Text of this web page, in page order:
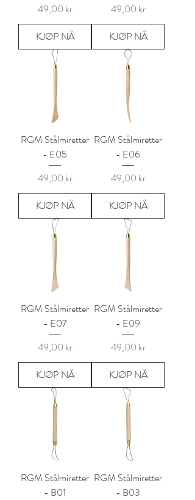
Pris
49,00 kr
KJØP NÅ
Pris
49,00 kr
KJØP NÅ
RGM Stålmiretter
- E05
Pris
49,00 kr
KJØP NÅ
RGM Stålmiretter
- E06
Pris
49,00 kr
KJØP NÅ
RGM Stålmiretter
- E07
Pris
49,00 kr
KJØP NÅ
RGM Stålmiretter
- E09
Pris
49,00 kr
KJØP NÅ
RGM Stålmiretter
- B01
RGM Stålmiretter
- B03